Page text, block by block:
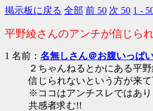
掲示板に戻る 全部 前 50 次 50 1 -
平野綾さんのアンチが信じら
1 名前： 名無しさん＠お腹いっぱ
２ちゃんねるとかにある平
信じられないという方が来
※ココはアンチスレではあり
共感者求む!!